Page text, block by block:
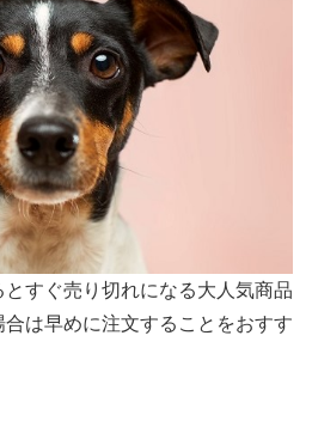
すぐ売り切れになる大人気商品
は早めに注文することをおすす